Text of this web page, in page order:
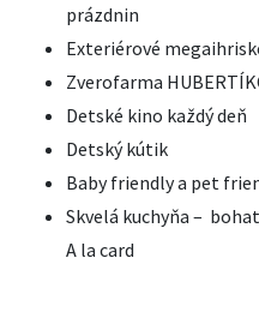
prázdnin
Exteriérové
Zverofarma
Detské kino každý deň
Detský kútik
Baby friendly a pet
Skvelá kuchyňa –
A la card